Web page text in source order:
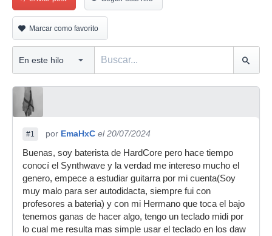
Marcar como favorito
#1 por EmaHxC el 20/07/2024
Buenas, soy baterista de HardCore pero hace tiempo
conocí el Synthwave y la verdad me intereso mucho el
genero, empece a estudiar guitarra por mi cuenta(Soy
muy malo para ser autodidacta, siempre fui con
profesores a bateria) y con mi Hermano que toca el bajo
tenemos ganas de hacer algo, tengo un teclado midi por
lo cual me resulta mas simple usar el teclado en los daw